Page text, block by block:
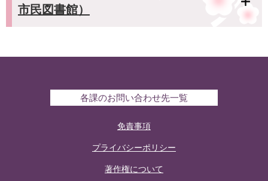
市民図書館）
各課のお問い合わせ先一覧
免責事項
プライバシーポリシー
著作権について